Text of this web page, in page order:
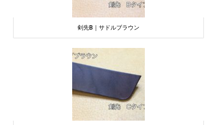
剣先B｜サドルブラウン